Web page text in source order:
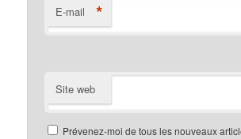
E-mail *
Site web
Prévenez-moi de tous les nouveaux